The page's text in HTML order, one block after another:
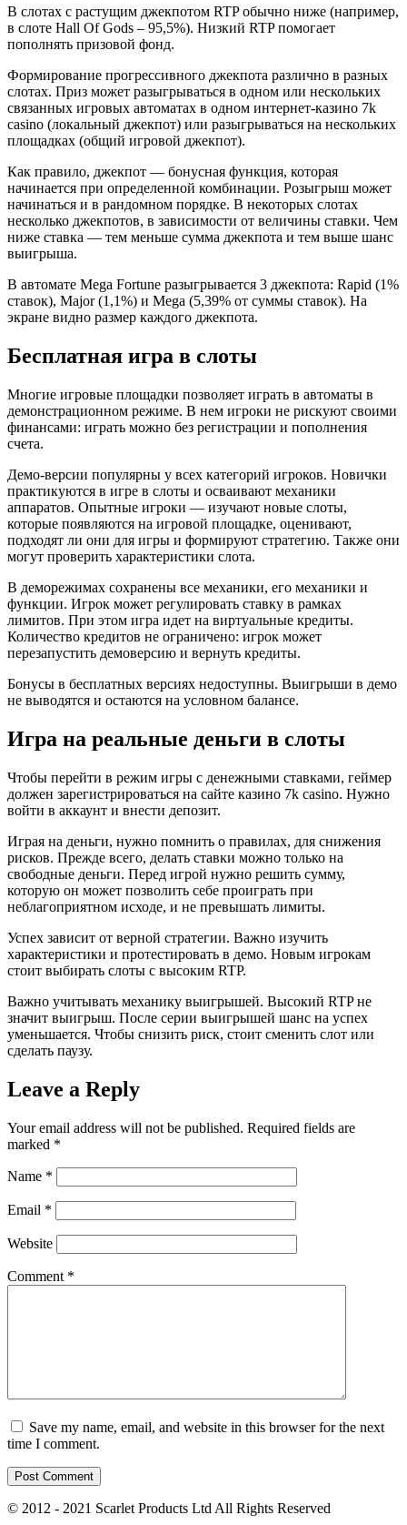
В слотах с растущим джекпотом RTP обычно ниже (например,
в слоте Hall Of Gods – 95,5%). Низкий RTP помогает
пополнять призовой фонд.
Формирование прогрессивного джекпота различно в разных
слотах. Приз может разыгрываться в одном или нескольких
связанных игровых автоматах в одном интернет-казино 7k
casino (локальный джекпот) или разыгрываться на нескольких
площадках (общий игровой джекпот).
Как правило, джекпот — бонусная функция, которая
начинается при определенной комбинации. Розыгрыш может
начинаться и в рандомном порядке. В некоторых слотах
несколько джекпотов, в зависимости от величины ставки. Чем
ниже ставка — тем меньше сумма джекпота и тем выше шанс
выигрыша.
В автомате Mega Fortune разыгрывается 3 джекпота: Rapid (1%
ставок), Major (1,1%) и Mega (5,39% от суммы ставок). На
экране видно размер каждого джекпота.
Бесплатная игра в слоты
Многие игровые площадки позволяет играть в автоматы в
демонстрационном режиме. В нем игроки не рискуют своими
финансами: играть можно без регистрации и пополнения
счета.
Демо-версии популярны у всех категорий игроков. Новички
практикуются в игре в слоты и осваивают механики
аппаратов. Опытные игроки — изучают новые слоты,
которые появляются на игровой площадке, оценивают,
подходят ли они для игры и формируют стратегию. Также они
могут проверить характеристики слота.
В деморежимах сохранены все механики, его механики и
функции. Игрок может регулировать ставку в рамках
лимитов. При этом игра идет на виртуальные кредиты.
Количество кредитов не ограничено: игрок может
перезапустить демоверсию и вернуть кредиты.
Бонусы в бесплатных версиях недоступны. Выигрыши в демо
не выводятся и остаются на условном балансе.
Игра на реальные деньги в слоты
Чтобы перейти в режим игры с денежными ставками, геймер
должен зарегистрироваться на сайте казино 7k casino. Нужно
войти в аккаунт и внести депозит.
Играя на деньги, нужно помнить о правилах, для снижения
рисков. Прежде всего, делать ставки можно только на
свободные деньги. Перед игрой нужно решить сумму,
которую он может позволить себе проиграть при
неблагоприятном исходе, и не превышать лимиты.
Успех зависит от верной стратегии. Важно изучить
характеристики и протестировать в демо. Новым игрокам
стоит выбирать слоты с высоким RTP.
Важно учитывать механику выигрышей. Высокий RTP не
значит выигрыш. После серии выигрышей шанс на успех
уменьшается. Чтобы снизить риск, стоит сменить слот или
сделать паузу.
Leave a Reply
Your email address will not be published. Required fields are
marked *
Name *
Email *
Website
Comment *
Save my name, email, and website in this browser for the next
time I comment.
© 2012 - 2021 Scarlet Products Ltd All Rights Reserved